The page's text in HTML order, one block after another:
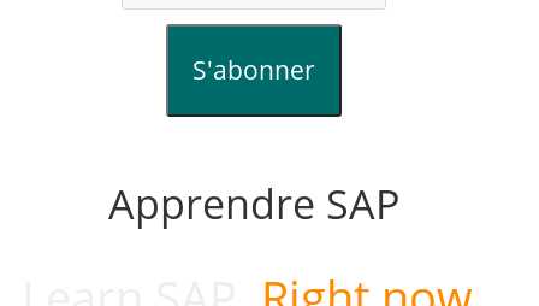
S'abonner
Apprendre SAP